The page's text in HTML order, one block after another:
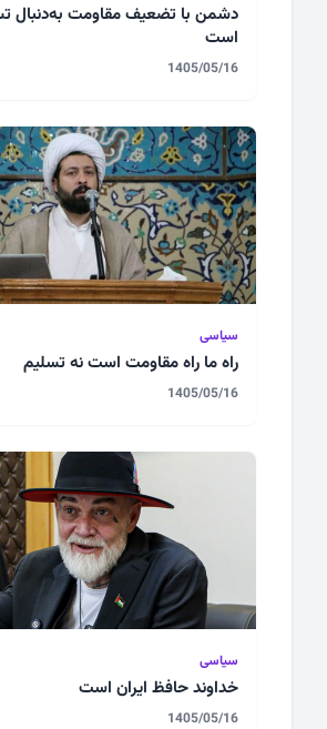
دشمن با تضعیف مقاومت به‌دنبال
است
1405/05/16
سیاسی
راه ما راه مقاومت است نه تسلیم
1405/05/16
سیاسی
خداوند حافظ ایران است
1405/05/16